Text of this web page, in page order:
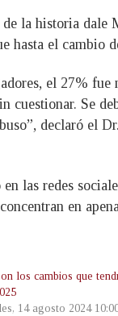
la historia dale
hasta el cambio
el 27% fue
Se
declaró el
las redes
en
los cambios que
14 agosto 2024